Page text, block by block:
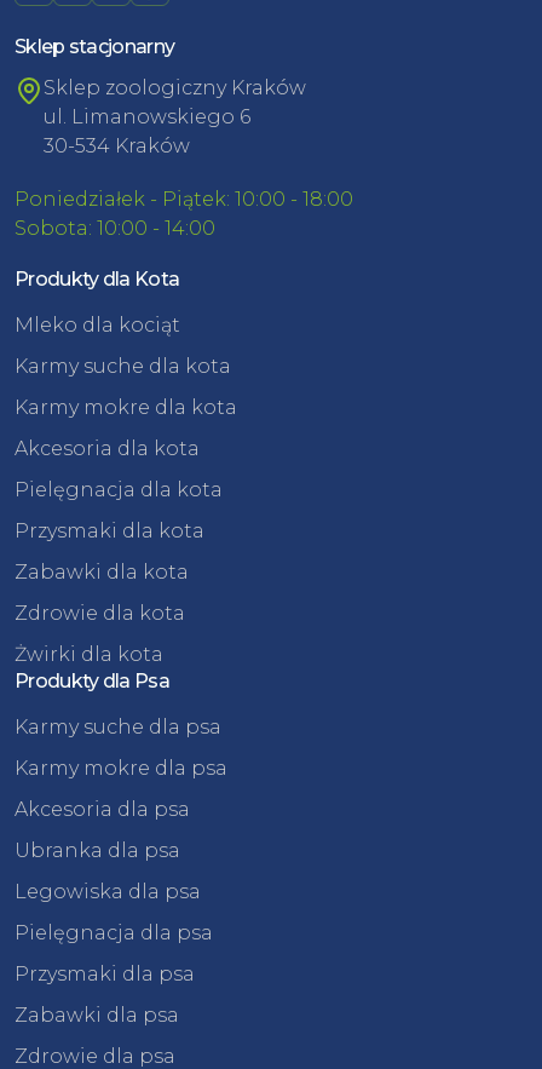
Sklep stacjonarny
Sklep zoologiczny Kraków
ul. Limanowskiego 6
30-534 Kraków
Poniedziałek - Piątek: 10:00 - 18:00
Sobota: 10:00 - 14:00
Produkty dla Kota
Mleko dla kociąt
Karmy suche dla kota
Karmy mokre dla kota
Akcesoria dla kota
Pielęgnacja dla kota
Przysmaki dla kota
Zabawki dla kota
Zdrowie dla kota
Żwirki dla kota
Produkty dla Psa
Karmy suche dla psa
Karmy mokre dla psa
Akcesoria dla psa
Ubranka dla psa
Legowiska dla psa
Pielęgnacja dla psa
Przysmaki dla psa
Zabawki dla psa
Zdrowie dla psa